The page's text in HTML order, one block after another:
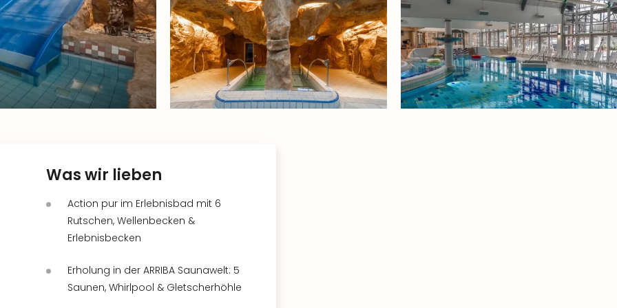
Was wir lieben
Action pur im Erlebnisbad mit 6
Rutschen, Wellenbecken &
Erlebnisbecken
Erholung in der ARRIBA Saunawelt: 5
Saunen, Whirlpool & Gletscherhöhle